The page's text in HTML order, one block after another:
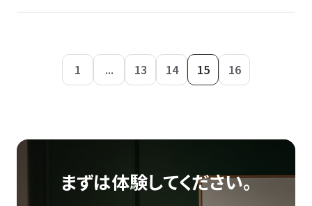
1 ... 13 14 15 16
まずは体験してください。